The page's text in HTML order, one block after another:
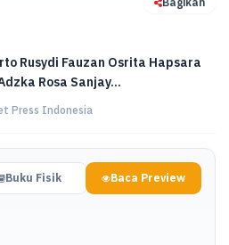
Rusydi Fauzan Osrita Hapsara
Rosa Sanjay...
Press Indonesia
Buku Fisik Baca Preview